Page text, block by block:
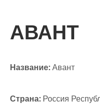
АВАНТ
Название:Авант
Страна: Россия